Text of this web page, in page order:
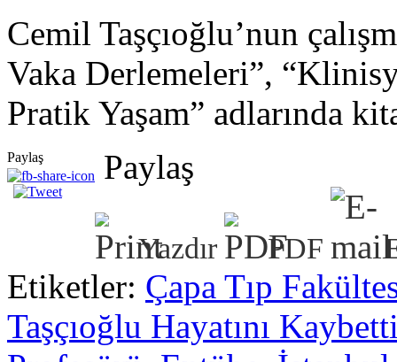
Cemil Taşçıoğlu’nun
Vaka Derlemeleri”,
Pratik Yaşam” adlarında
Paylaş Paylaş
Yazdır PDF
Etiketler: Çapa Tıp
Taşçıoğlu Hayatını